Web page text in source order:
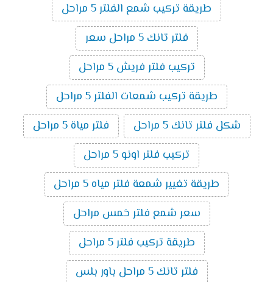
طريقة تركيب شمع الفلتر 5 مراحل
فلتر تانك 5 مراحل سعر
تركيب فلتر فريش 5 مراحل
طريقة تركيب شمعات الفلتر 5 مراحل
شكل فلتر تانك 5 مراحل
فلتر مياة 5 مراحل
تركيب فلتر اونو 5 مراحل
طريقة تغيير شمعة فلتر مياه 5 مراحل
سعر شمع فلتر خمس مراحل
طريقة تركيب فلتر 5 مراحل
فلتر تانك 5 مراحل باور بلس